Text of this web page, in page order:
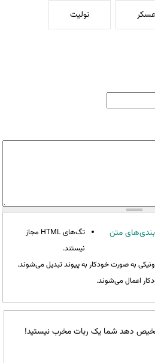
تولیت
متن
تگ‌های HTML مجاز
نیستند.
به صورت خودکار به پیوند تبدیل می‌شوند.
اعمال می‌شوند.
دهد شما یک ربات مخرب نیستید!